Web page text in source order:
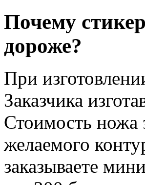
Почему
дороже?
При
Заказчика
Стоимость ножа
желаемого
заказываете